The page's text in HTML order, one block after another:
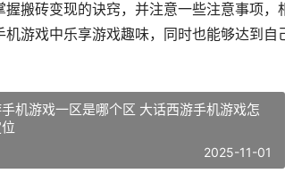
握搬砖变现的诀窍，并注意一些注意事项
机游戏中乐享游戏趣味，同时也能够达到自
机游戏一区是哪个区 大话西游手机游戏怎
2025-11-01